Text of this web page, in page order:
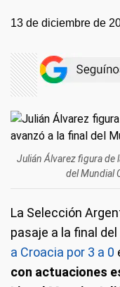
13 de diciembre de
Julián Álvarez figura de
del Mundial
La Selección
pasaje a la final del
a Croacia por 3 a 0
con actuaciones